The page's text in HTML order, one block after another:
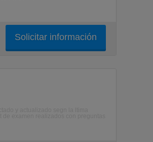
Solicitar información